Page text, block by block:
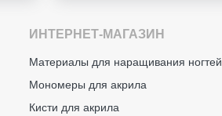
ИНТЕРНЕТ-МАГАЗИН
Материалы для наращивания ногтей
Мономеры для акрила
Кисти для акрила